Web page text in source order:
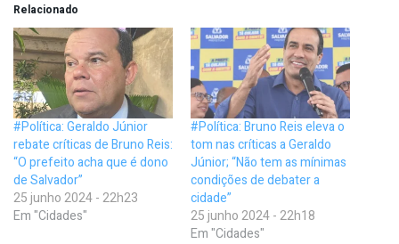
Relacionado
#Política: Geraldo Júnior
rebate críticas de Bruno Reis:
“O prefeito acha que é dono
de Salvador”
25 junho 2024 - 22h23
Em "Cidades"
#Política: Bruno Reis eleva o
tom nas críticas a Geraldo
Júnior; “Não tem as mínimas
condições de debater a
cidade”
25 junho 2024 - 22h18
Em "Cidades"